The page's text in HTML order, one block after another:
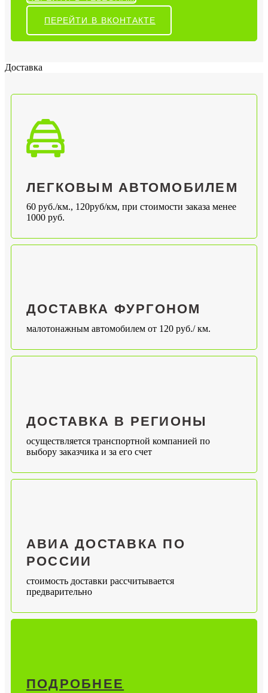
ПЕРЕЙТИ В ВКОНТАКТЕ
Доставка
ЛЕГКОВЫМ АВТОМОБИЛЕМ
60 руб./км., 120руб/км, при стоимости заказа менее
1000 руб.
ДОСТАВКА ФУРГОНОМ
малотонажным автомобилем от 120 руб./ км.
ДОСТАВКА В РЕГИОНЫ
осуществляется транспортной компанией по
выбору заказчика и за его счет
АВИА ДОСТАВКА ПО
РОССИИ
стоимость доставки рассчитывается
предварительно
ПОДРОБНЕЕ